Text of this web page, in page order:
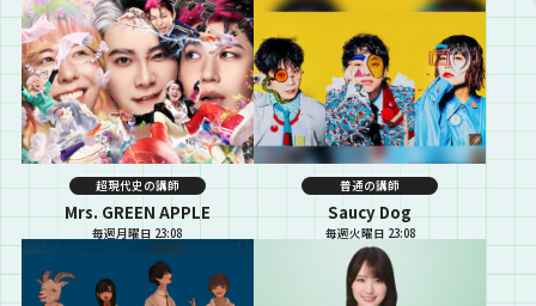
超現代史の講師
Mrs. GREEN APPLE
毎週月曜日 23:08
普通の講師
Saucy Dog
毎週火曜日 23:08